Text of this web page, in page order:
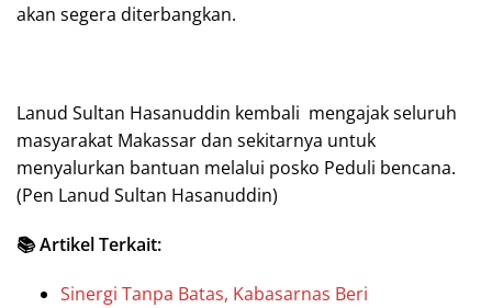
akan segera diterbangkan.
Lanud Sultan Hasanuddin kembali mengajak seluruh
masyarakat Makassar dan sekitarnya untuk
menyalurkan bantuan melalui posko Peduli bencana.
(Pen Lanud Sultan Hasanuddin)
📚 Artikel Terkait:
Sinergi Tanpa Batas, Kabasarnas Beri